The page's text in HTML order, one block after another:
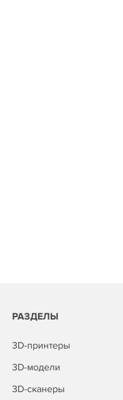
РАЗДЕЛЫ
3D-принтеры
3D-модели
3D-сканеры